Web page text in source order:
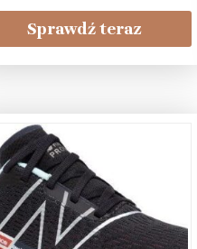
Sprawdź teraz